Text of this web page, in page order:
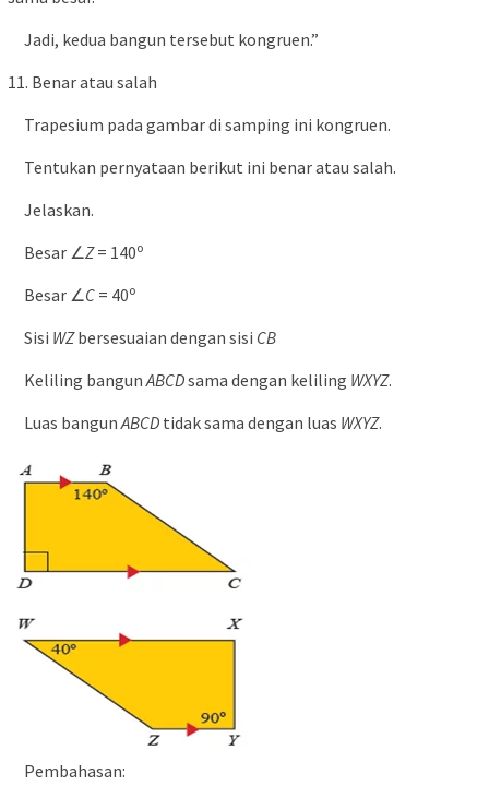
Jadi, kedua bangun tersebut kongruen.”
11. Benar atau salah
Trapesium pada gambar di samping ini kongruen.
Tentukan pernyataan berikut ini benar atau salah.
Jelaskan.
Besar ∠Z= 140o
Besar ∠C = 40o
Sisi WZbersesuaian dengan sisi CB
Keliling bangun ABCDsama dengan keliling WXYZ.
Luas bangun ABCD tidak sama dengan luas WXYZ.
Pembahasan: